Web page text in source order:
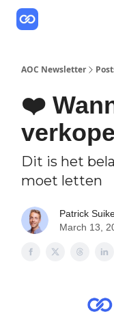
AOC Newsletter
❤️
Dit is het
moet letten
Patrick
March 13,